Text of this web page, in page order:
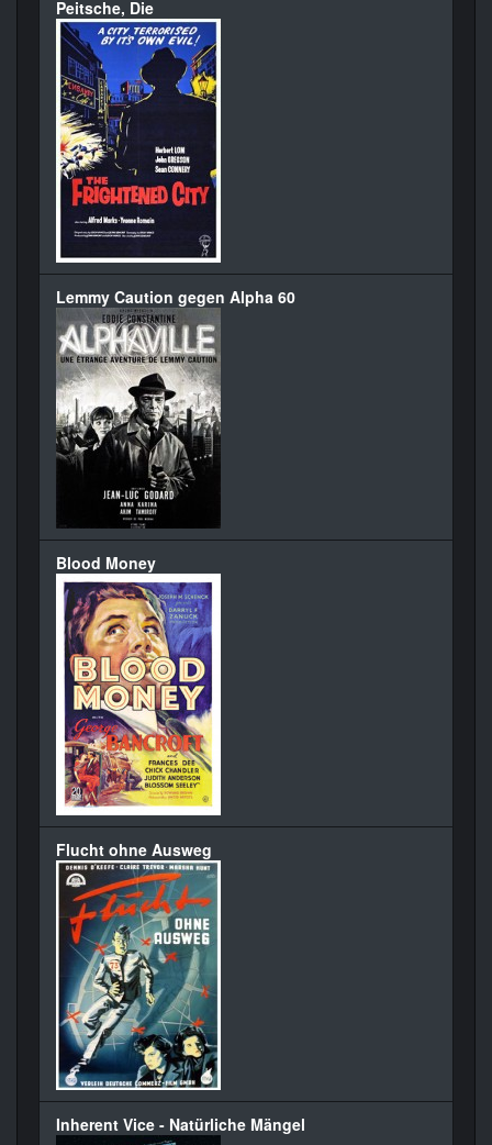
Peitsche, Die
Lemmy Caution gegen Alpha 60
Blood Money
Flucht ohne Ausweg
Inherent Vice - Natürliche Mängel